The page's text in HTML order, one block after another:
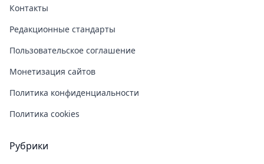
Контакты
Редакционные стандарты
Пользовательское соглашение
Монетизация сайтов
Политика конфиденциальности
Политика cookies
Рубрики